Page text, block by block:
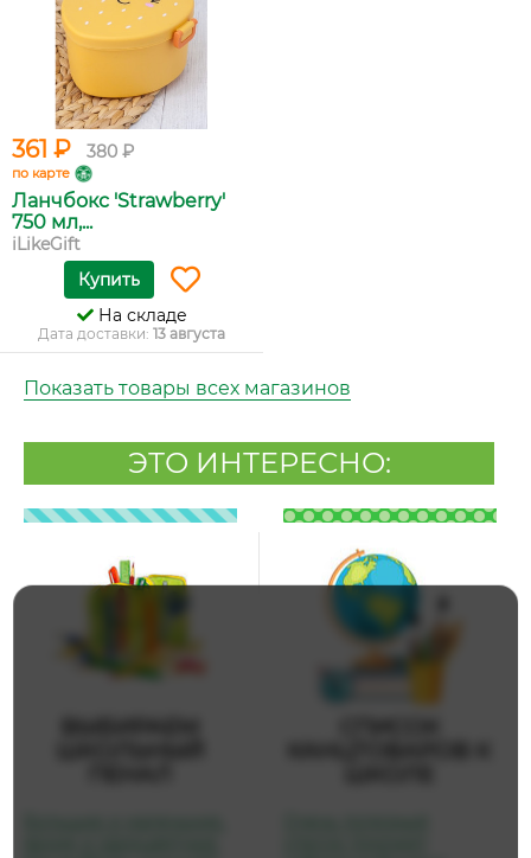
361 ₽ 380 ₽
по карте
Ланчбокс 'Strawberry'
750 мл,...
iLikeGift
Купить
На складе
Дата доставки: 13 августа
Показать товары всех магазинов
ЭТО ИНТЕРЕСНО: